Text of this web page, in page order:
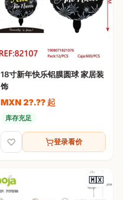
18寸新年快乐铝膜圆球 家居装
饰
MXN 2?.?? 起
库存充足
登录看价
🇲🇽